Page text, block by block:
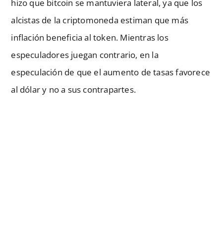
hizo que bitcoin se mantuviera lateral, ya que los
alcistas de la criptomoneda estiman que más
inflación beneficia al token. Mientras los
especuladores juegan contrario, en la
especulación de que el aumento de tasas favorece
al dólar y no a sus contrapartes.